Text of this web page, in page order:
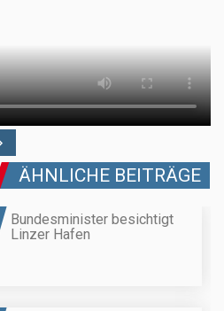
ÄHNLICHE BEITRÄGE
Bundesminister besichtigt
Linzer Hafen